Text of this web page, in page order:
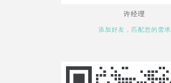
许经理
添加好友，匹配您的需求